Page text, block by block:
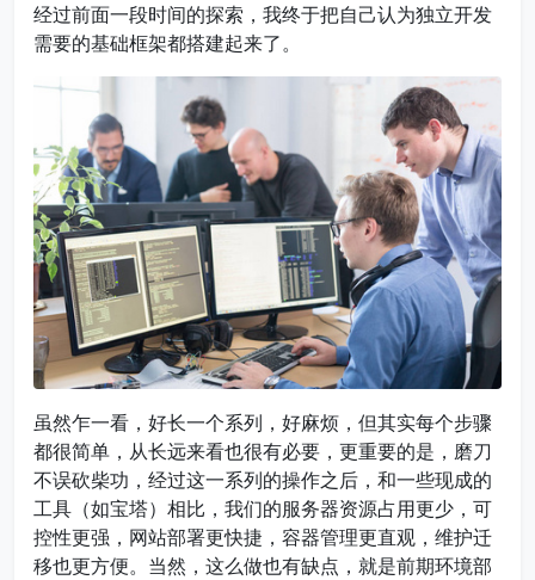
经过前面一段时间的探索，我终于把自己认为独立开发
需要的基础框架都搭建起来了。
虽然乍一看，好长一个系列，好麻烦，但其实每个步骤
都很简单，从长远来看也很有必要，更重要的是，磨刀
不误砍柴功，经过这一系列的操作之后，和一些现成的
工具（如宝塔）相比，我们的服务器资源占用更少，可
控性更强，网站部署更快捷，容器管理更直观，维护迁
移也更方便。当然，这么做也有缺点，就是前期环境部